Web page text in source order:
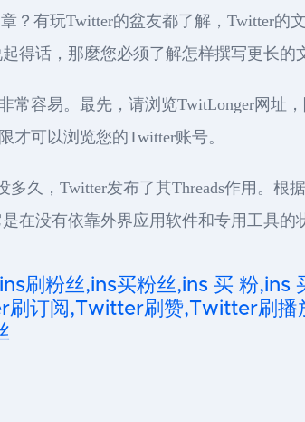
？有玩Twitter的盆友都了解，Twitter的
得话，那麼您必须了解怎样撰写更长的
常容易。最先，请浏览TwitLonger网址
才可以浏览您的Twitter账号。
多久，Twitter发布了其Threads作用。
在没有依靠外界应用软件和专用工具的
刷粉丝,ins买粉丝,ins 买 粉
刷订阅,Twitter刷赞,Twitter刷